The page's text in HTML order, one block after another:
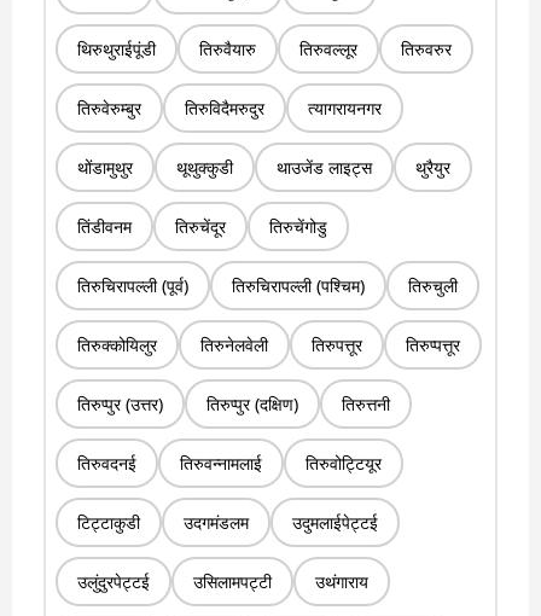
थिरुथुराईपूंडी तिरुवैयारु तिरुवल्लूर तिरुवरुर
तिरुवेरुम्बुर तिरुविदैमरुदुर त्यागरायनगर
थोंडामुथुर थूथुक्कुडी थाउजेंड लाइट्स थुरैयुर
तिंडीवनम तिरुचेंदूर तिरुचेंगोडु
तिरुचिरापल्ली (पूर्व) तिरुचिरापल्ली (पश्चिम) तिरुचुली
तिरुक्कोयिलुर तिरुनेलवेली तिरुपत्तूर तिरुप्पत्तूर
तिरुप्पुर (उत्तर) तिरुप्पुर (दक्षिण) तिरुत्तनी
तिरुवदनई तिरुवन्नामलाई तिरुवोट्टियूर
टिट्टाकुडी उदगमंडलम उदुमलाईपेट्टई
उलुंदुरपेट्टई उसिलामपट्टी उथंगाराय